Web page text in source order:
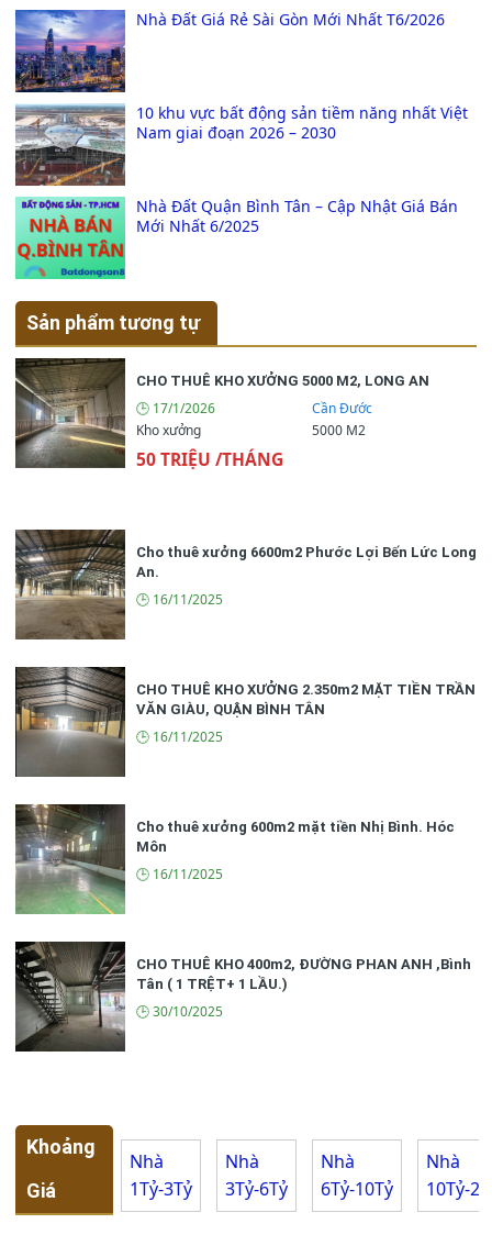
Nhà Đất Giá Rẻ Sài Gòn Mới Nhất T6/2026
10 khu vực bất động sản tiềm năng nhất Việt
Nam giai đoạn 2026 – 2030
Nhà Đất Quận Bình Tân – Cập Nhật Giá Bán
Mới Nhất 6/2025
Sản phẩm tương tự
CHO THUÊ KHO XƯỞNG 5000 M2, LONG AN
🕒 17/1/2026
Cần Đước
Kho xưởng
5000 M2
50 TRIỆU /THÁNG
Cho thuê xưởng 6600m2 Phước Lợi Bến Lức Long
An.
🕒 16/11/2025
CHO THUÊ KHO XƯỞNG 2.350m2 MẶT TIỀN TRẦN
VĂN GIÀU, QUẬN BÌNH TÂN
🕒 16/11/2025
Cho thuê xưởng 600m2 mặt tiền Nhị Bình. Hóc
Môn
🕒 16/11/2025
CHO THUÊ KHO 400m2, ĐƯỜNG PHAN ANH ,Bình
Tân ( 1 TRỆT+ 1 LẦU.)
🕒 30/10/2025
Khoảng
Giá
Nhà
1Tỷ-3Tỷ
Nhà
3Tỷ-6Tỷ
Nhà
6Tỷ-10Tỷ
Nhà
10Tỷ-